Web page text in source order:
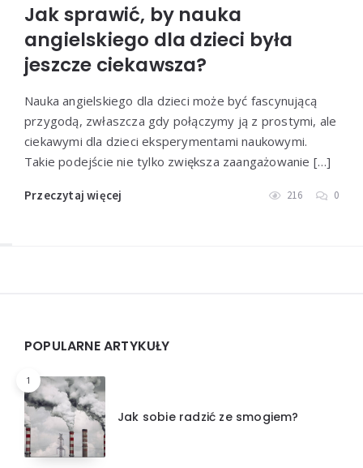
Jak sprawić, by nauka
angielskiego dla dzieci była
jeszcze ciekawsza?
Nauka angielskiego dla dzieci może być fascynującą
przygodą, zwłaszcza gdy połączymy ją z prostymi, ale
ciekawymi dla dzieci eksperymentami naukowymi.
Takie podejście nie tylko zwiększa zaangażowanie […]
Przeczytaj więcej 216 0
POPULARNE ARTYKUŁY
1
Jak sobie radzić ze smogiem?